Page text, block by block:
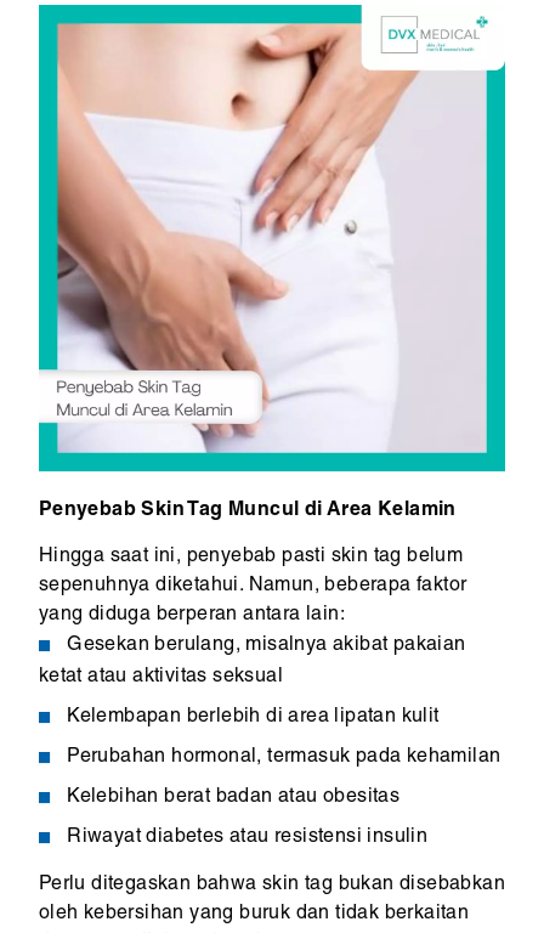
Penyebab Skin Tag Muncul di Area Kelamin
Hingga saat ini, penyebab pasti skin tag belum
sepenuhnya diketahui. Namun, beberapa faktor
yang diduga berperan antara lain:
Gesekan berulang, misalnya akibat pakaian
ketat atau aktivitas seksual
Kelembapan berlebih di area lipatan kulit
Perubahan hormonal, termasuk pada kehamilan
Kelebihan berat badan atau obesitas
Riwayat diabetes atau resistensi insulin
Perlu ditegaskan bahwa skin tag bukan disebabkan
oleh kebersihan yang buruk dan tidak berkaitan